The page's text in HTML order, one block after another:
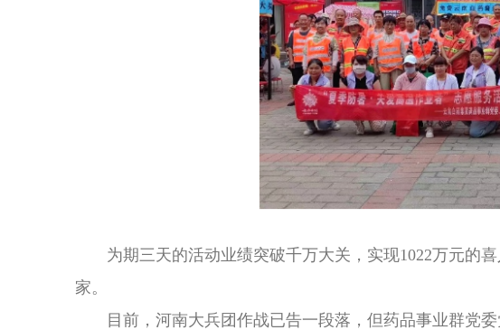
为期三天的活动业绩突破千万大关，实现1022万元的喜
家。
目前，河南大兵团作战已告一段落，但药品事业群党委